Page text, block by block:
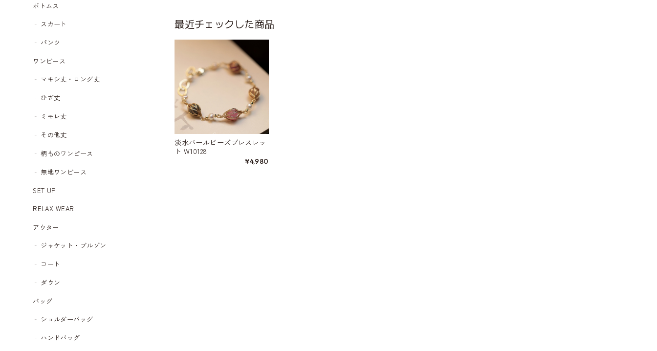
ボトムス
スカート
パンツ
ワンピース
マキシ丈・ロング丈
ひざ丈
ミモレ丈
その他丈
柄ものワンピース
無地ワンピース
SET UP
RELAX WEAR
アウター
ジャケット・ブルゾン
コート
ダウン
バッグ
ショルダーバッグ
ハンドバッグ
最近チェックした商品
淡水パールビーズブレスレッ
ト W10128
¥4,980